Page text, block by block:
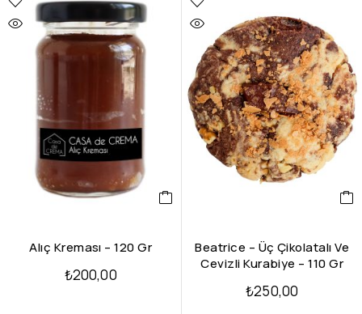
Alıç Kreması – 120 Gr
₺200,00
Beatrice – Üç Çikolatalı Ve
Cevizli Kurabiye – 110 Gr
₺250,00